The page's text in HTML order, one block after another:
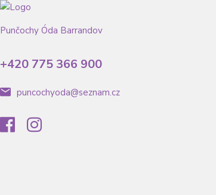
Punčochy Óda Barrandov
+420 775 366 900
puncochyoda@seznam.cz